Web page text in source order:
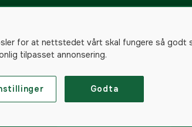
for at nettstedet vårt skal fungere så godt
tilpasset annonsering.
Godta